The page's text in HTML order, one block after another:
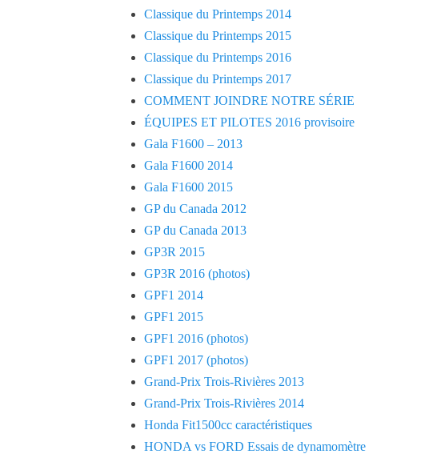
Classique du Printemps 2014
Classique du Printemps 2015
Classique du Printemps 2016
Classique du Printemps 2017
COMMENT JOINDRE NOTRE SÉRIE
ÉQUIPES ET PILOTES 2016 provisoire
Gala F1600 – 2013
Gala F1600 2014
Gala F1600 2015
GP du Canada 2012
GP du Canada 2013
GP3R 2015
GP3R 2016 (photos)
GPF1 2014
GPF1 2015
GPF1 2016 (photos)
GPF1 2017 (photos)
Grand-Prix Trois-Rivières 2013
Grand-Prix Trois-Rivières 2014
Honda Fit1500cc caractéristiques
HONDA vs FORD Essais de dynamomètre